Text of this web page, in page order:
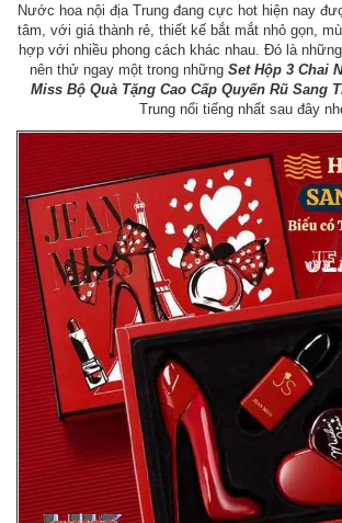
Nước hoa nội địa Trung đang cực hot hiện nay
tâm, với giá thành rẻ, thiết kế bắt mắt nhỏ gọn,
hợp với nhiều phong cách khác nhau. Đó là
nên thử ngay một trong những Set Hộp 3 Chai
Miss Bộ Quà Tặng Cao Cấp Quyến Rũ Sang
Trung nổi tiếng nhất sau đây